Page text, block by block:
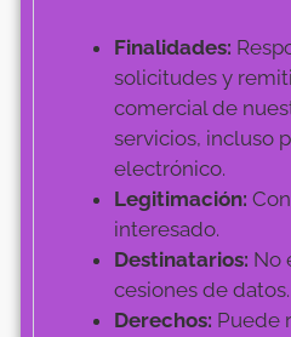
Finalidades:
solicitudes y
comercial de
servicios, incluso
electrónico.
Legitimación:
interesado.
Destinatarios: No
cesiones de datos.
Derechos: Puede